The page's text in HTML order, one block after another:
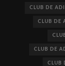
CLUB DE
CLUB DE
CLUB DE
CLUB